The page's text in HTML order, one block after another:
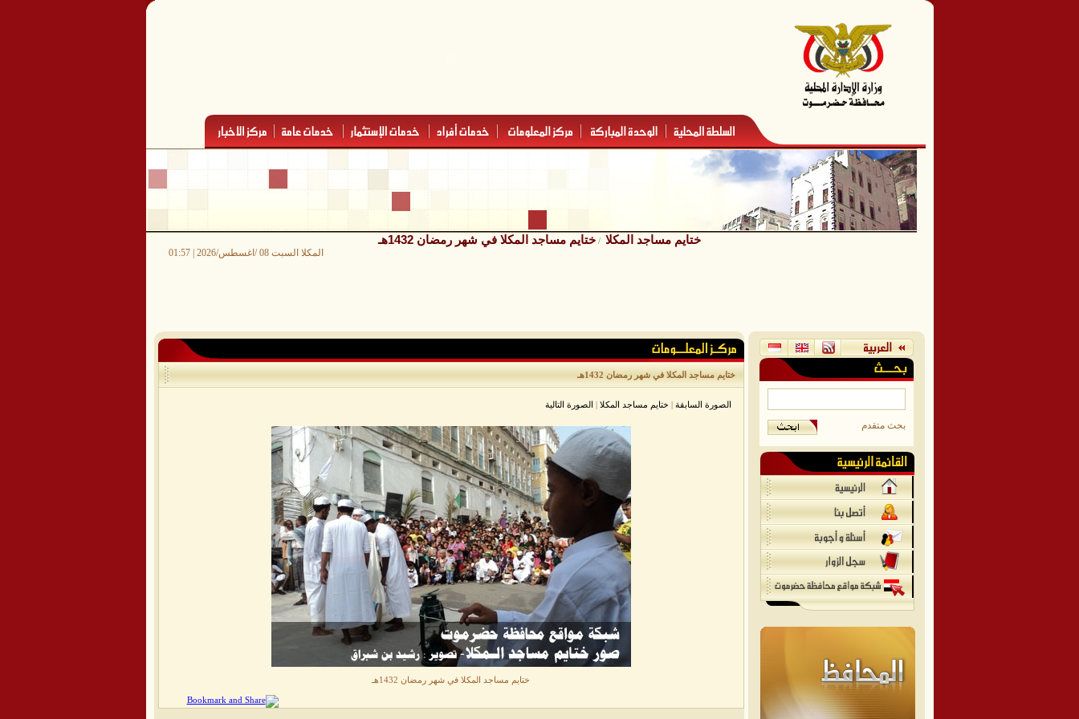
ختايم مساجد المكلا / ختايم مساجد المكلا في شهر رمضان 1432هـ
المكلا السبت 08 /اغسطس/2026 | 01:57
ختايم مساجد المكلا في شهر رمضان 1432هـ
الصورة السابقة | ختايم مساجد المكلا | الصورة التالية
ختايم مساجد المكلا في شهر رمضان 1432هـ
بحث متقدم